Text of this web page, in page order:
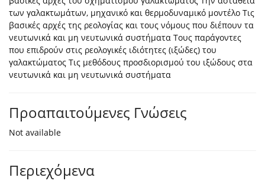
των γαλακτωμάτων, μηχανικό και θερμοδυναμικό μοντέλο Τις
βασικές αρχές της ρεολογίας και τους νόμους που διέπουν τα
νευτωνικά και μη νευτωνικά συστήματα Τους παράγοντες
που επιδρούν στις ρεολογικές ιδιότητες (ιξώδες) του
γαλακτώματος Τις μεθόδους προσδιορισμού του ιξώδους στα
νευτωνικά και μη νευτωνικά συστήματα
Προαπαιτούμενες Γνώσεις
Not available
Περιεχόμενα